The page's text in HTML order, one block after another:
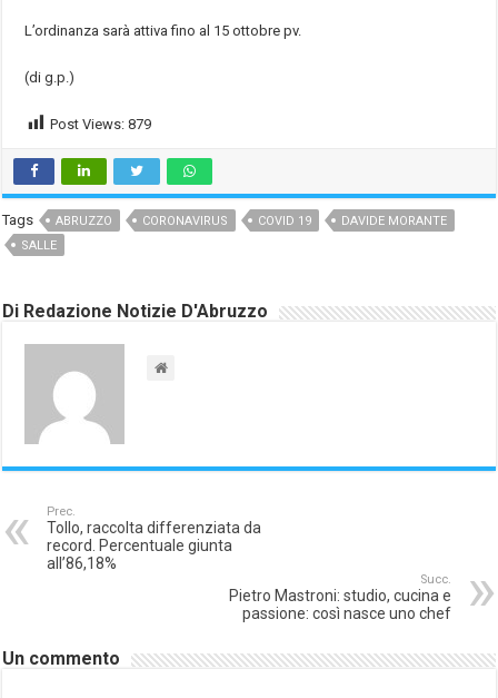
L’ordinanza sarà attiva fino al 15 ottobre pv.
(di g.p.)
Post Views: 879
Tags ABRUZZO CORONAVIRUS COVID 19
DAVIDE MORANTE
SALLE
Di Redazione Notizie D'Abruzzo
Prec.
Tollo, raccolta differenziata da
record. Percentuale giunta
all’86,18%
Succ.
Pietro Mastroni: studio, cucina e
passione: così nasce uno chef
Un commento